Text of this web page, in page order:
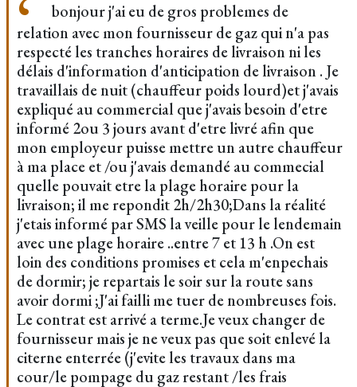
bonjour j'ai eu de gros problemes de
relation avec mon fournisseur de gaz qui n'a pas
respecté les tranches horaires de livraison ni les
délais d'information d'anticipation de livraison . Je
travaillais de nuit (chauffeur poids lourd)et j'avais
expliqué au commercial que j'avais besoin d'etre
informé 2ou 3 jours avant d'etre livré afin que
mon employeur puisse mettre un autre chauffeur
à ma place et /ou j'avais demandé au commecial
quelle pouvait etre la plage horaire pour la
livraison; il me repondit 2h/2h30;Dans la réalité
j'etais informé par SMS la veille pour le lendemain
avec une plage horaire ..entre 7 et 13 h .On est
loin des conditions promises et cela m'enpechais
de dormir; je repartais le soir sur la route sans
avoir dormi ;J'ai failli me tuer de nombreuses fois.
Le contrat est arrivé a terme.Je veux changer de
fournisseur mais je ne veux pas que soit enlevé la
citerne enterrée (j'evite les travaux dans ma
cour/le pompage du gaz restant /les frais